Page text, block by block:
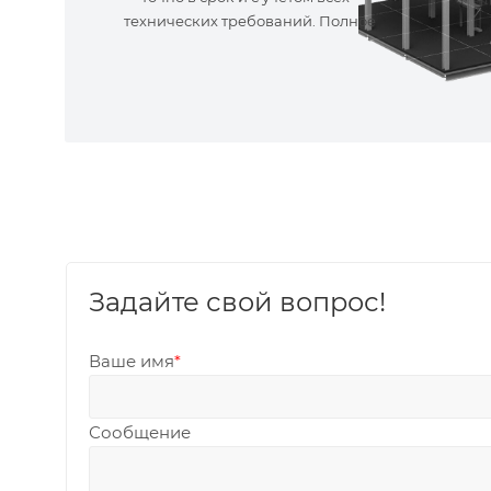
технических требований. Полное
Задайте свой вопрос!
Ваше имя*
Сообщение